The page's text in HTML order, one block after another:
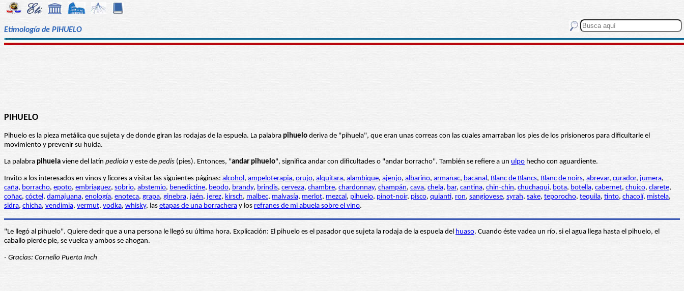
Etimología de PIHUELO
PIHUELO
Pihuelo es la pieza metálica que sujeta y de donde giran las rodajas de la espuela. La palabra pihuelo deriva de "pihuela", que eran unas correas con las cuales amarraban los pies de los prisioneros para dificultarle el
movimiento y prevenir su huida.
La palabra pihuela viene del latín pediola y este de pedis (pies). Entonces, "andar pihuelo", significa andar con dificultades o "andar borracho". También se refiere a un ulpo hecho con aguardiente.
Invito a los interesados en vinos y licores a visitar las siguientes páginas: alcohol, ampeloterapia, orujo, alquitara, alambique, ajenjo, albariño, armañac, bacanal, Blanc de Blancs, Blanc de noirs, abrevar, curador, jumera,
caña, borracho, epoto, embriaguez, sobrio, abstemio, benedictine, beodo, brandy, brindis, cerveza, chambre, chardonnay, champán, cava, chela, bar, cantina, chin-chin, chuchaqui, bota, botella, cabernet, chuico, clarete,
coñac, cóctel, damajuana, enología, enoteca, grapa, ginebra, jaén, jerez, kirsch, malbec, malvasía, merlot, mezcal, pihuelo, pinot-noir, pisco, quianti, ron, sangiovese, syrah, sake, teporocho, tequila, tinto, chacolí, mistela,
sidra, chicha, vendimia, vermut, vodka, whisky, las etapas de una borrachera y los refranes de mi abuela sobre el vino.
"Le llegó al pihuelo". Quiere decir que a una persona le llegó su última hora. Explicación: El pihuelo es el pasador que sujeta la rodaja de la espuela del huaso. Cuando éste vadea un río, si el agua llega hasta el pihuelo, el
caballo pierde pie, se vuelca y ambos se ahogan.
- Gracias: Cornelio Puerta Inch